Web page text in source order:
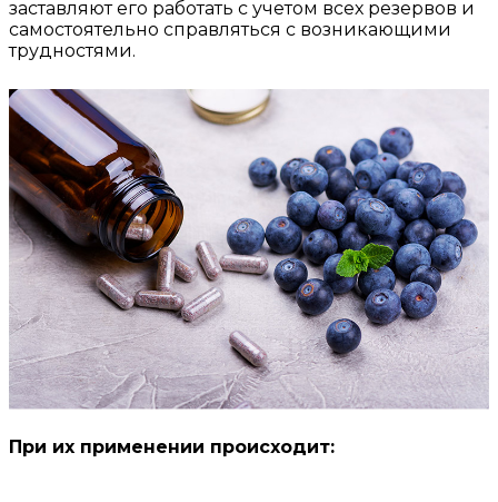
заставляют его работать с учетом всех резервов и
самостоятельно справляться с возникающими
трудностями.
При их применении происходит: